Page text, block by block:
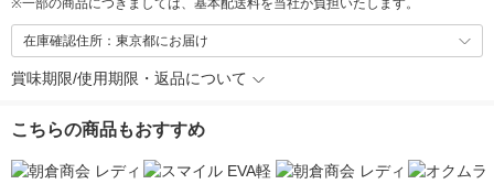
※一部の商品につきましては、基本配送料を当社が負担いたします。
在庫確認住所：東京都にお届け
賞味期限/使用期限・返品について
こちらの商品もおすすめ